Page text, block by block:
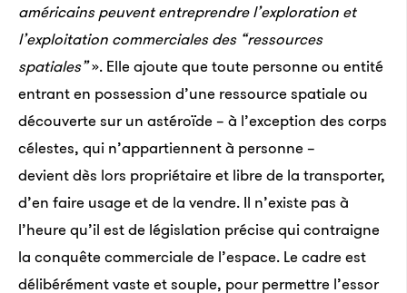
américains peuvent entreprendre l’exploration et
l’exploitation commerciales des “ressources
spatiales”». Elle ajoute que toute personne ou entité
entrant en possession d’une ressource spatiale ou
découverte sur un astéroïde – à l’exception des corps
célestes, qui n’appartiennent à personne –
devient dès lors propriétaire et libre de la transporter,
d’en faire usage et de la vendre. Il n’existe pas à
l’heure qu’il est de législation précise qui contraigne
la conquête commerciale de l’espace. Le cadre est
délibérément vaste et souple, pour permettre l’essor